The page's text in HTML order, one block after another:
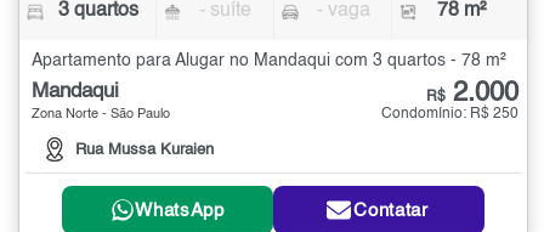
3 quartos - suíte - vaga 78 m²
Apartamento para Alugar no Mandaqui com 3 quartos - 78 m²
Mandaqui
Zona Norte - São Paulo
Rua Mussa Kuraien
R$ 2.000
Condomínio: R$ 250
WhatsApp Contatar